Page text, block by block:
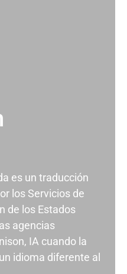
es un traducción
los Servicios de
de los Estados
agencias
IA cuando la
idioma diferente al